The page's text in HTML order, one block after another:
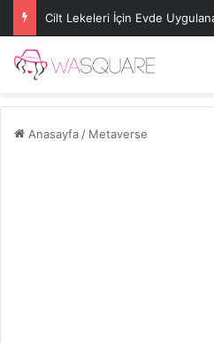
Cilt Lekeleri İçin Evde
Anasayfa/ Metaverse